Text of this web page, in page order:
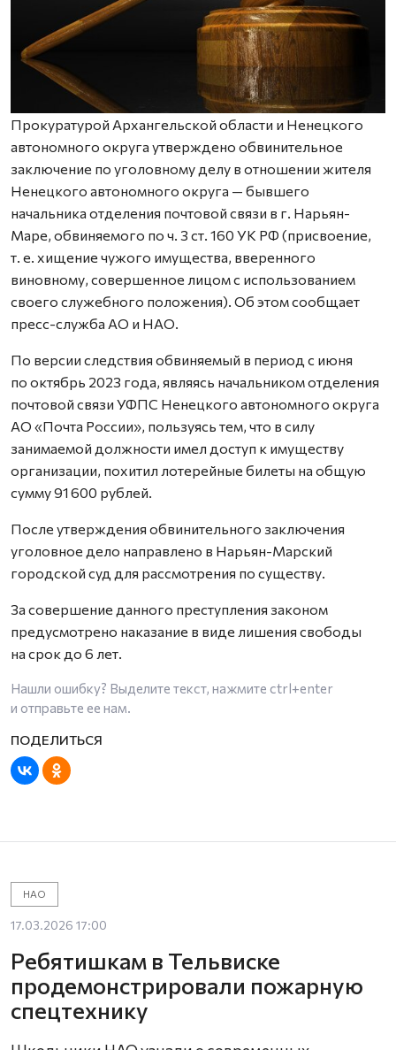
Прокуратурой Архангельской области и Ненецкого
автономного округа утверждено обвинительное
заключение по уголовному делу в отношении жителя
Ненецкого автономного округа — бывшего
начальника отделения почтовой связи в г. Нарьян-
Маре, обвиняемого по ч. 3 ст. 160 УК РФ (присвоение,
т. е. хищение чужого имущества, вверенного
виновному, совершенное лицом с использованием
своего служебного положения). Об этом сообщает
пресс-служба АО и НАО.
По версии следствия обвиняемый в период с июня
по октябрь 2023 года, являясь начальником отделения
почтовой связи УФПС Ненецкого автономного округа
АО «Почта России», пользуясь тем, что в силу
занимаемой должности имел доступ к имуществу
организации, похитил лотерейные билеты на общую
сумму 91 600 рублей.
После утверждения обвинительного заключения
уголовное дело направлено в Нарьян-Марский
городской суд для рассмотрения по существу.
За совершение данного преступления законом
предусмотрено наказание в виде лишения свободы
на срок до 6 лет.
Нашли ошибку? Выделите текст, нажмите ctrl+enter
и отправьте ее нам.
НАО
17.03.2026 17:00
Ребятишкам в Тельвиске
продемонстрировали пожарную
спецтехнику